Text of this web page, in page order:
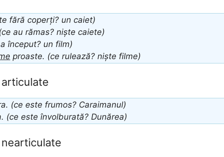
fără coperți? un caiet)
au rămas? niște caiete)
început? un film)
proaste. (ce rulează? niște filme)
(ce este frumos? Caraimanul)
(ce este învolburată? Dunărea)